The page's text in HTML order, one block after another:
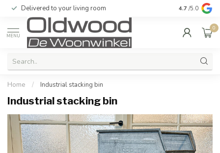
Delivered to your living room Quality &
4.7 /5.0
MENU
0
Home / Industrial stacking bin
Industrial stacking bin